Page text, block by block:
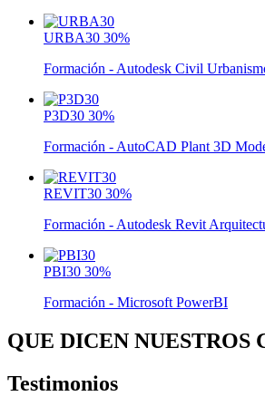
URBA30 30%
Formación - Autodesk Civil
P3D30 30%
Formación - AutoCAD Plant 3D
REVIT30 30%
Formación - Autodesk Revit
PBI30 30%
Formación - Microsoft PowerBI
QUE DICEN NUESTROS
Testimonios